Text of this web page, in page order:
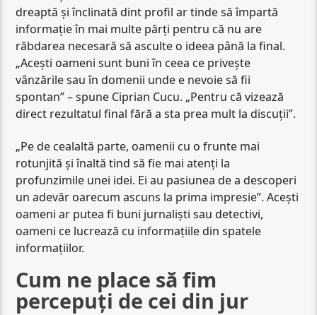
dreaptă și înclinată dint profil ar tinde să împartă
informație în mai multe părți pentru că nu are
răbdarea necesară să asculte o ideea până la final.
„Acești oameni sunt buni în ceea ce privește
vânzările sau în domenii unde e nevoie să fii
spontan” – spune Ciprian Cucu. „Pentru că vizează
direct rezultatul final fără a sta prea mult la discuții”.
„Pe de cealaltă parte, oamenii cu o frunte mai
rotunjită și înaltă tind să fie mai atenți la
profunzimile unei idei. Ei au pasiunea de a descoperi
un adevăr oarecum ascuns la prima impresie”. Acești
oameni ar putea fi buni jurnaliști sau detectivi,
oameni ce lucrează cu informațiile din spatele
informațiilor.
Cum ne place să fim
percepuți de cei din jur